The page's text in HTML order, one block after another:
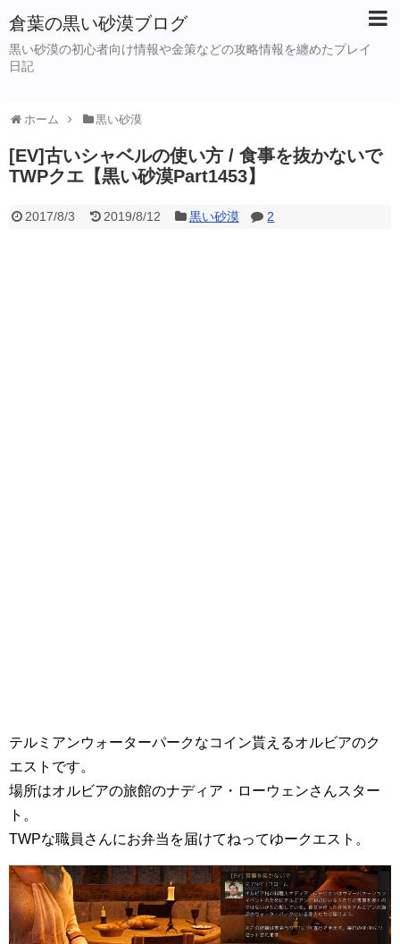
倉葉の黒い砂漠ブログ
黒い砂漠の初心者向け情報や金策などの攻略情報を纏めたプレイ
日記
ホーム 黒い砂漠
[EV]古いシャベルの使い方 / 食事を抜かないで
TWPクエ【黒い砂漠Part1453】
2017/8/3 2019/8/12 黒い砂漠 2
テルミアンウォーターパークなコイン貰えるオルビアのク
エストです。
場所はオルビアの旅館のナディア・ローウェンさんスター
ト。
TWPな職員さんにお弁当を届けてねってゆークエスト。